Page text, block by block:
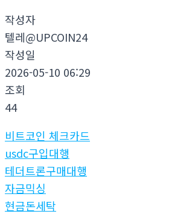
작성자
텔레@UPCOIN24
작성일
2026-05-10 06:29
조회
44
비트코인 체크카드
usdc구입대행
테더트론구매대행
자금믹싱
현금돈세탁